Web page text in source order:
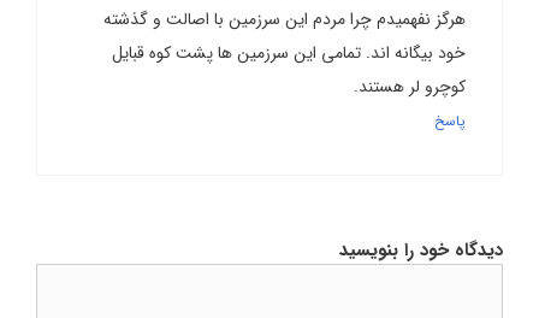
هرگز نفهمیدم چرا مردم این سرزمین با اصالت و گذشته
خود بیگانه اند. تمامی این سرزمین ها پشت کوه قبایل
کوچرو لر هستند.
پاسخ
دیدگاه خود را بنویسید